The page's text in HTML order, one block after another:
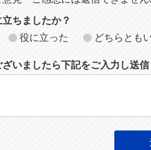
ちましたか？
役に立った どちらとも
いましたら下記をご入力し送信